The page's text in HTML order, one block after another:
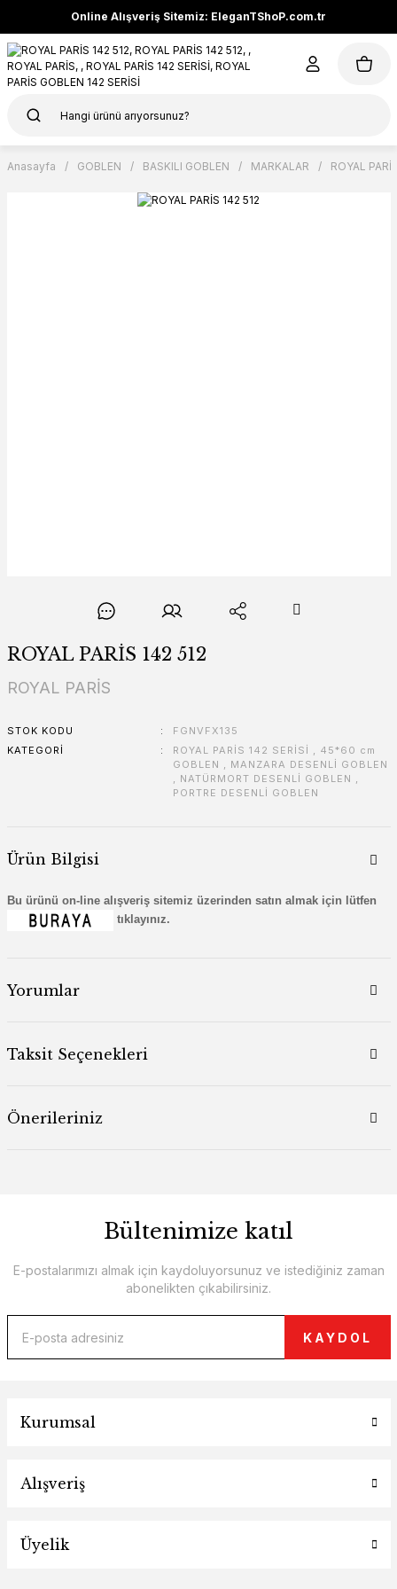
Online Alışveriş Sitemiz: EleganTShoP.com.tr
Anasayfa GOBLEN BASKILI GOBLEN MARKALAR ROYAL
ROYAL PARİS 142 512
ROYAL PARİS
STOK KODU
FGNVFX135
KATEGORI
ROYAL PARİS 142 SERİSİ , 45*60 cm
GOBLEN , MANZARA DESENLİ GOBLEN
, NATÜRMORT DESENLİ GOBLEN ,
PORTRE DESENLİ GOBLEN
Ürün Bilgisi
Bu ürünü on-line alışveriş sitemiz üzerinden satın almak için lütfen
tıklayınız.
Yorumlar
Taksit Seçenekleri
Önerileriniz
Bültenimize katıl
E-postalarımızı almak için kaydoluyorsunuz ve istediğiniz zaman
abonelikten çıkabilirsiniz.
KAYDOL
Kurumsal
Alışveriş
Üyelik